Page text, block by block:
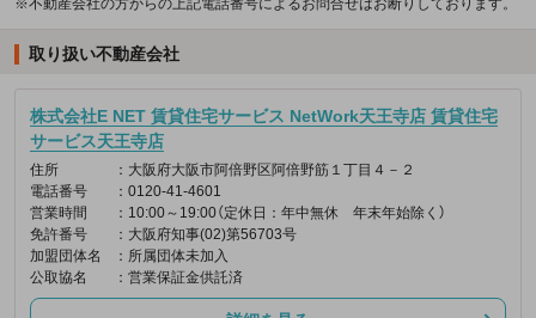
取り扱い不動産会社
株式会社E NET 賃貸住宅サービス NetWork天王寺店 賃貸住宅
サービス天王寺店
住所
：大阪府大阪市阿倍野区阿倍野筋１丁目４－２
電話番号
：0120-41-4601
営業時間
：10:00～19:00（定休日：年中無休 年末年始除く）
免許番号
：大阪府知事(02)第56703号
加盟団体名
：所属団体未加入
公取協名
：営業保証金供託済